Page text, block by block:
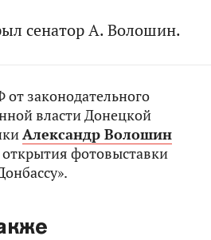
сенатор А. Волошин.
законодательного
власти Донецкой
Александр Волошин
фотовыставки